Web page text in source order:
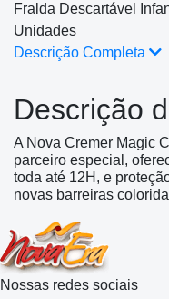
Fralda Descartável
Unidades
Descrição Completa
Descrição
A Nova Cremer Magic
parceiro especial,
toda até 12H, e
novas barreiras
Nossas redes sociais